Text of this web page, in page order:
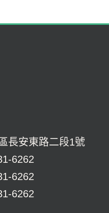
長安東路二段1號
6262
6262
6262